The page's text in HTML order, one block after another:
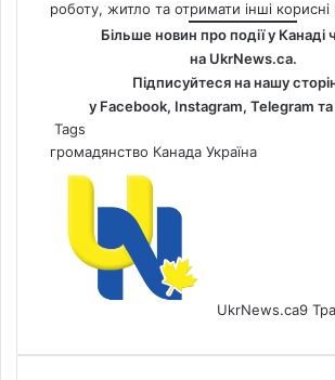
роботу, житло та отримати інші корисні
Більше новин про події у Канаді
на UkrNews.ca.
Підписуйтеся на нашу
у Facebook, Instagram, Telegram та
Tags
громадянство Канада Україна
UkrNews.ca9